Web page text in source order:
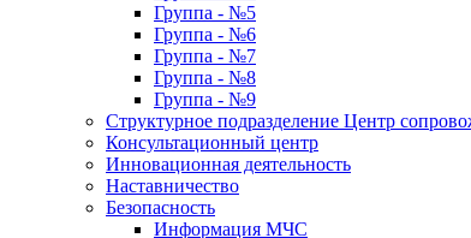
Группа - №5
Группа - №6
Группа - №7
Группа - №8
Группа - №9
Структурное подразделение Центр
Консультационный центр
Инновационная деятельность
Наставничество
Безопасность
Информация МЧС